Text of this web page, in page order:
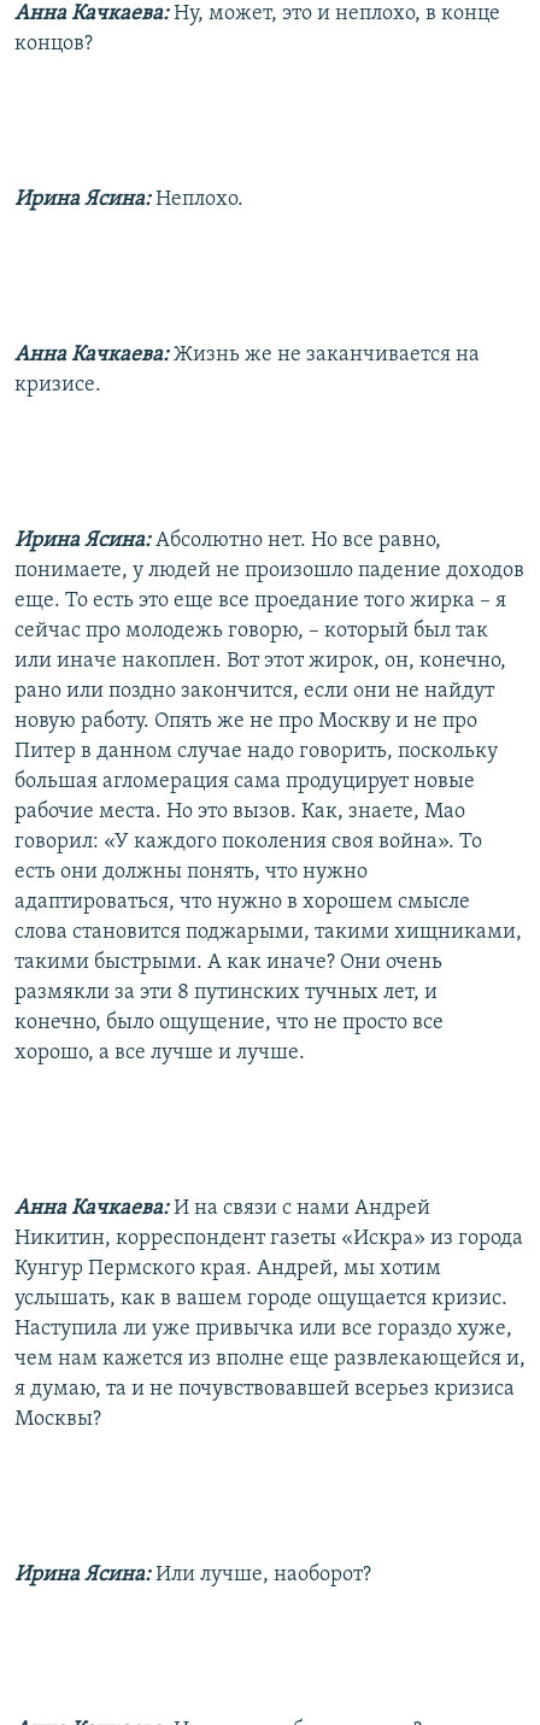
Анна Качкаева: Ну, может, это и неплохо, в конце
концов?
Ирина Ясина: Неплохо.
Анна Качкаева: Жизнь же не заканчивается на
кризисе.
Ирина Ясина: Абсолютно нет. Но все равно,
понимаете, у людей не произошло падение доходов
еще. То есть это еще все проедание того жирка – я
сейчас про молодежь говорю, – который был так
или иначе накоплен. Вот этот жирок, он, конечно,
рано или поздно закончится, если они не найдут
новую работу. Опять же не про Москву и не про
Питер в данном случае надо говорить, поскольку
большая агломерация сама продуцирует новые
рабочие места. Но это вызов. Как, знаете, Мао
говорил: «У каждого поколения своя война». То
есть они должны понять, что нужно
адаптироваться, что нужно в хорошем смысле
слова становится поджарыми, такими хищниками,
такими быстрыми. А как иначе? Они очень
размякли за эти 8 путинских тучных лет, и
конечно, было ощущение, что не просто все
хорошо, а все лучше и лучше.
Анна Качкаева: И на связи с нами Андрей
Никитин, корреспондент газеты «Искра» из города
Кунгур Пермского края. Андрей, мы хотим
услышать, как в вашем городе ощущается кризис.
Наступила ли уже привычка или все гораздо хуже,
чем нам кажется из вполне еще развлекающейся и,
я думаю, та и не почувствовавшей всерьез кризиса
Москвы?
Ирина Ясина: Или лучше, наоборот?